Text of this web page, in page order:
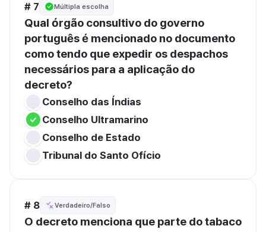
# 7 Múltipla escolha
Qual órgão consultivo do governo
português é mencionado no documento
como tendo que expedir os despachos
necessários para a aplicação do
decreto?
Conselho das Índias
Conselho Ultramarino
Conselho de Estado
Tribunal do Santo Ofício
# 8 Verdadeiro/Falso
O decreto menciona que parte do tabaco